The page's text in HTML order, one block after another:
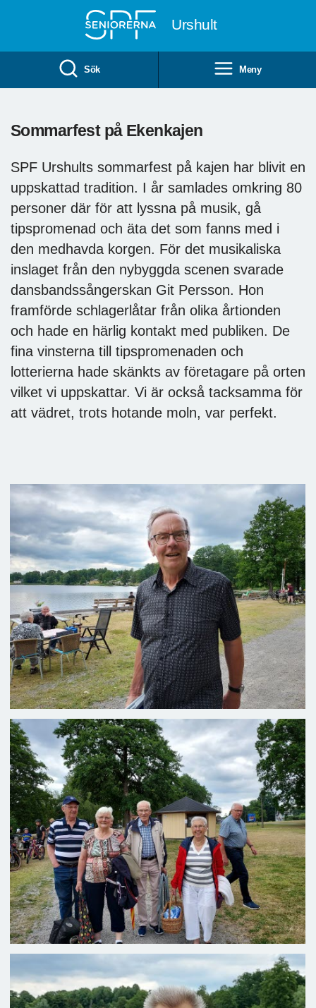
Urshult
Sök Meny
Sommarfest på Ekenkajen
SPF Urshults sommarfest på kajen har blivit en
uppskattad tradition. I år samlades omkring 80
personer där för att lyssna på musik, gå
tipspromenad och äta det som fanns med i
den medhavda korgen. För det musikaliska
inslaget från den nybyggda scenen svarade
dansbandssångerskan Git Persson. Hon
framförde schlagerlåtar från olika årtionden
och hade en härlig kontakt med publiken. De
fina vinsterna till tipspromenaden och
lotterierna hade skänkts av företagare på orten
vilket vi uppskattar. Vi är också tacksamma för
att vädret, trots hotande moln, var perfekt.